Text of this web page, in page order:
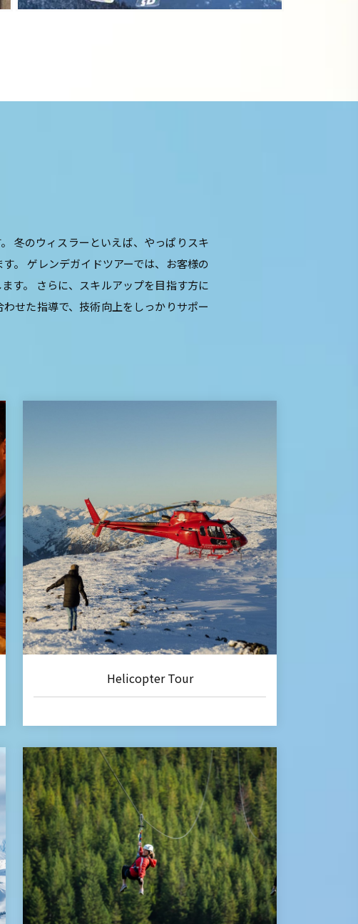
冬のウィスラーといえば、やっぱりスキ
。 ゲレンデガイドツアーでは、お客様の
す。 さらに、スキルアップを目指す方に
せた指導で、技術向上をしっかりサポー
Helicopter Tour